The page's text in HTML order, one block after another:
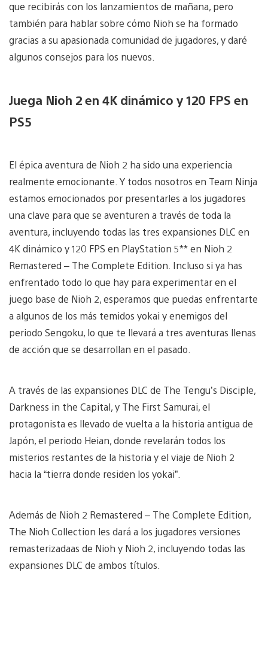
que recibirás con los lanzamientos de mañana, pero
también para hablar sobre cómo Nioh se ha formado
gracias a su apasionada comunidad de jugadores, y daré
algunos consejos para los nuevos.
Juega Nioh 2 en 4K dinámico y 120 FPS en
PS5
El épica aventura de Nioh 2 ha sido una experiencia
realmente emocionante. Y todos nosotros en Team Ninja
estamos emocionados por presentarles a los jugadores
una clave para que se aventuren a través de toda la
aventura, incluyendo todas las tres expansiones DLC en
4K dinámico y 120 FPS en PlayStation 5** en Nioh 2
Remastered – The Complete Edition. Incluso si ya has
enfrentado todo lo que hay para experimentar en el
juego base de Nioh 2, esperamos que puedas enfrentarte
a algunos de los más temidos yokai y enemigos del
periodo Sengoku, lo que te llevará a tres aventuras llenas
de acción que se desarrollan en el pasado.
A través de las expansiones DLC de The Tengu’s Disciple,
Darkness in the Capital, y The First Samurai, el
protagonista es llevado de vuelta a la historia antigua de
Japón, el periodo Heian, donde revelarán todos los
misterios restantes de la historia y el viaje de Nioh 2
hacia la “tierra donde residen los yokai”.
Además de Nioh 2 Remastered – The Complete Edition,
The Nioh Collection les dará a los jugadores versiones
remasterizadaas de Nioh y Nioh 2, incluyendo todas las
expansiones DLC de ambos títulos.